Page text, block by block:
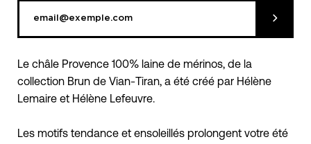
Le châle Provence 100% laine de mérinos, de la
collection Brun de Vian-Tiran, a été créé par Hélène
Lemaire et Hélène Lefeuvre.
Les motifs tendance et ensoleillés prolongent votre été